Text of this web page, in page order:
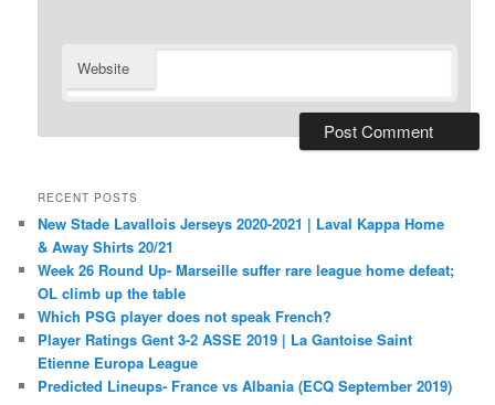
Website
RECENT POSTS
New Stade Lavallois Jerseys 2020-2021 | Laval Kappa Home
& Away Shirts 20/21
Week 26 Round Up- Marseille suffer rare league home defeat;
OL climb up the table
Which PSG player does not speak French?
Player Ratings Gent 3-2 ASSE 2019 | La Gantoise Saint
Etienne Europa League
Predicted Lineups- France vs Albania (ECQ September 2019)